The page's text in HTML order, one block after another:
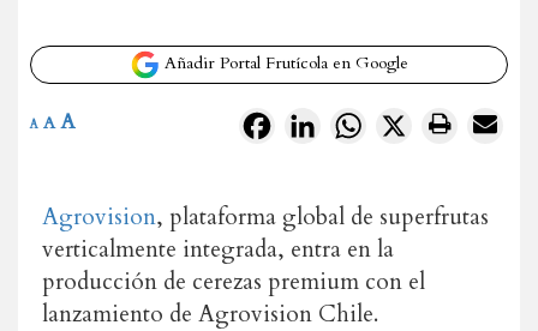
Añadir Portal Frutícola en Google
FacebookLinkedInWhatsApp
X
A A A
Agrovision, plataforma global de superfrutas
verticalmente integrada, entra en la
producción de cerezas premium con el
lanzamiento de Agrovision Chile.